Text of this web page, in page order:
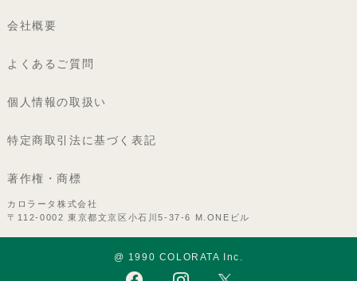
会社概要
よくあるご質問
個人情報の取扱い
特定商取引法に基づく表記
著作権・商標
カロラータ株式会社
〒112-0002 東京都文京区小石川5-37-6 M.ONEビル
@ 1990 COLORATA Inc.